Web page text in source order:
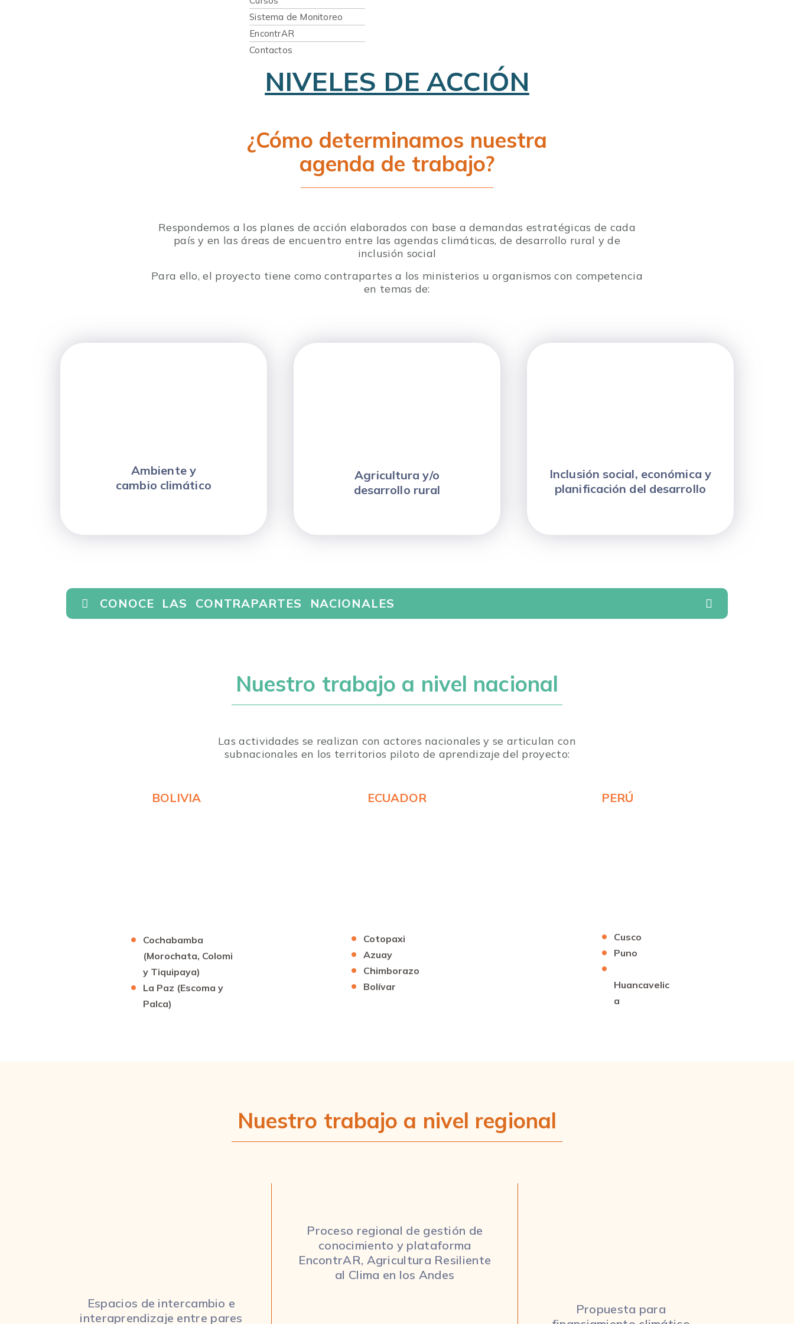
Sistema de Monitoreo
EncontrAR
Contactos
NIVELES DE ACCIÓN
¿Cómo determinamos nuestra
agenda de trabajo?
Respondemos a los planes de acción elaborados con base a demandas estratégicas de cada
país y en las áreas de encuentro entre las agendas climáticas, de desarrollo rural y de
inclusión social
Para ello, el proyecto tiene como contrapartes a los ministerios u organismos con competencia
en temas de:
Ambiente y
cambio climático
Agricultura y/o
desarrollo rural
Inclusión social, económica y
planificación del desarrollo
CONOCE LAS CONTRAPARTES NACIONALES
Nuestro trabajo a nivel nacional
Las actividades se realizan con actores nacionales y se articulan con
subnacionales en los territorios piloto de aprendizaje del proyecto:
BOLIVIA
Cochabamba
(Morochata, Colomi
y Tiquipaya)
La Paz (Escoma y
Palca)
ECUADOR
Cotopaxi
Azuay
Chimborazo
Bolívar
PERÚ
Cusco
Puno
Huancavelic
a
Nuestro trabajo a nivel regional
Espacios de intercambio e
interaprendizaje entre pares
Proceso regional de gestión de
conocimiento y plataforma
EncontrAR, Agricultura Resiliente
al Clima en los Andes
Propuesta para